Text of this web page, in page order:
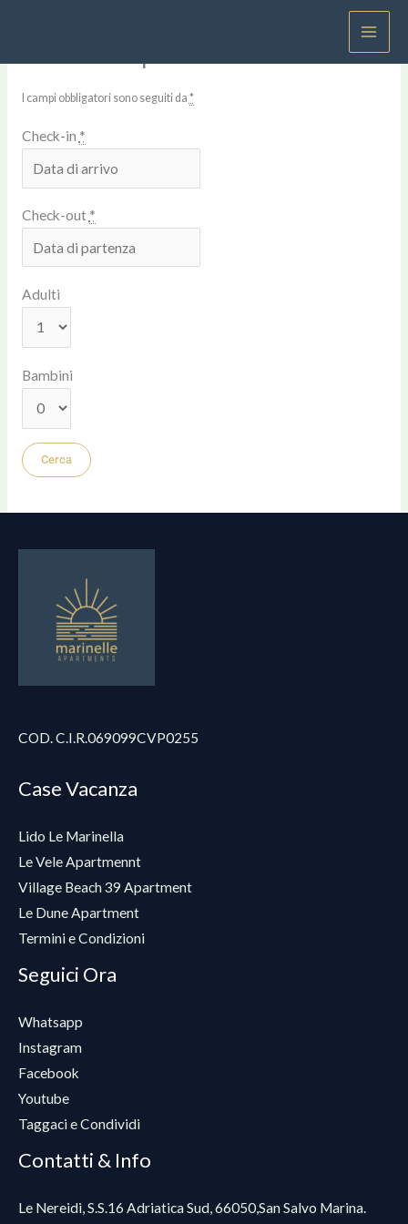
contenuto
I campi obbligatori sono seguiti da *
Check-in *
Check-out *
Adulti
Bambini
COD. C.I.R.069099CVP0255
Case Vacanza
Lido Le Marinella
Le Vele Apartmennt
Village Beach 39 Apartment
Le Dune Apartment
Termini e Condizioni
Seguici Ora
Whatsapp
Instagram
Facebook
Youtube
Taggaci e Condividi
Contatti & Info
Le Nereidi, S.S.16 Adriatica Sud, 66050,San Salvo Marina.